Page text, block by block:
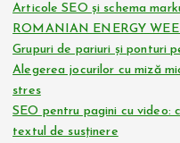
Articole SEO și schema
ROMANIAN ENERGY
Grupuri de pariuri și ponturi
Alegerea jocurilor cu miză
stres
SEO pentru pagini cu video:
textul de susținere